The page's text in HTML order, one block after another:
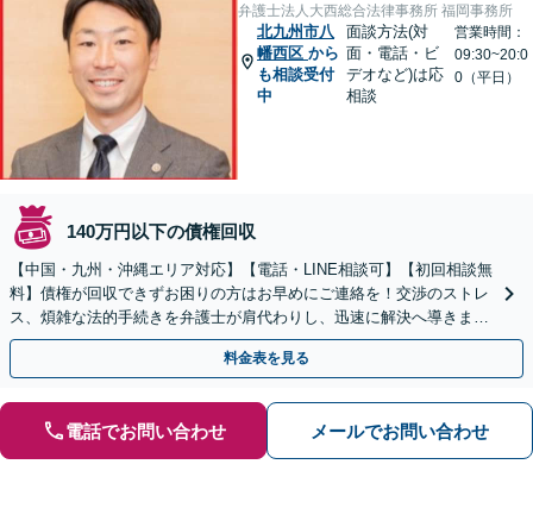
弁護士法人大西総合法律事務所 福岡事務所
北九州市八
幡西区 から
も相談受付
中
面談方法(対
面・電話・ビ
デオなど)は応
相談
営業時間：
09:30~20:0
0（平日）
140万円以下の債権回収
【中国・九州・沖縄エリア対応】【電話・LINE相談可】【初回相談無
料】債権が回収できずお困りの方はお早めにご連絡を！交渉のストレ
ス、煩雑な法的手続きを弁護士が肩代わりし、迅速に解決へ導きま
す。個人事業主の方もご相談ください。
料金表を見る
電話でお問い合わせ メールでお問い合わせ